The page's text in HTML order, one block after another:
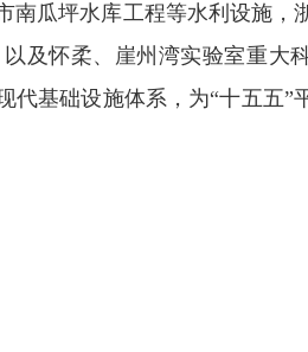
南瓜坪水库工程等水利设施，
及怀柔、崖州湾实验室重大
代基础设施体系，为“十五五”